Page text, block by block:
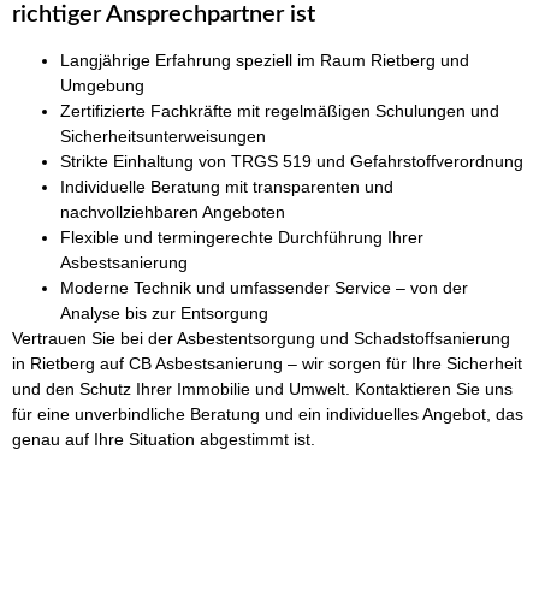
richtiger Ansprechpartner ist
Langjährige Erfahrung speziell im Raum Rietberg und
Umgebung
Zertifizierte Fachkräfte mit regelmäßigen Schulungen und
Sicherheitsunterweisungen
Strikte Einhaltung von TRGS 519 und Gefahrstoffverordnung
Individuelle Beratung mit transparenten und
nachvollziehbaren Angeboten
Flexible und termingerechte Durchführung Ihrer
Asbestsanierung
Moderne Technik und umfassender Service – von der
Analyse bis zur Entsorgung
Vertrauen Sie bei der Asbestentsorgung und Schadstoffsanierung
in Rietberg auf CB Asbestsanierung – wir sorgen für Ihre Sicherheit
und den Schutz Ihrer Immobilie und Umwelt. Kontaktieren Sie uns
für eine unverbindliche Beratung und ein individuelles Angebot, das
genau auf Ihre Situation abgestimmt ist.